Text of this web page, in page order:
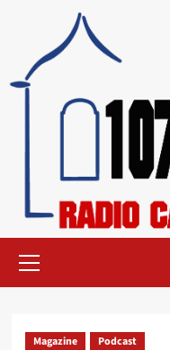
Magazine Podcast